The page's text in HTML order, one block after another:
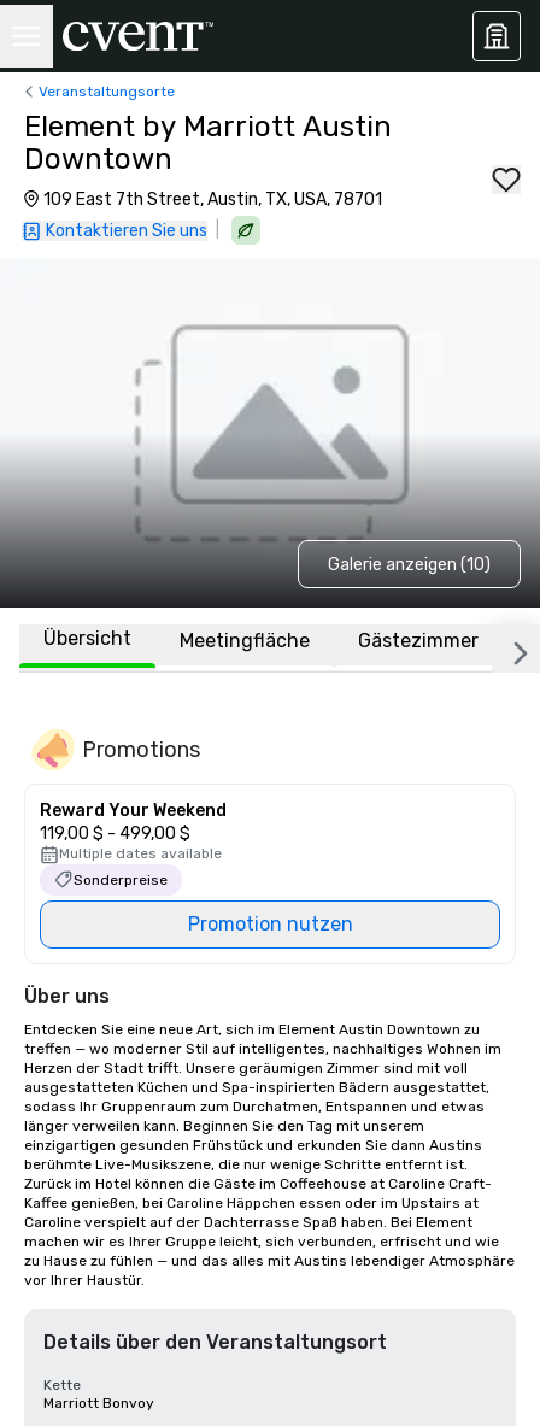
Veranstaltungsorte
Element by Marriott Austin
Downtown
109 East 7th Street, Austin, TX, USA, 78701
Kontaktieren Sie uns
Galerie anzeigen (10)
Übersicht Meetingfläche Gästezimmer
Promotions
Reward Your Weekend
119,00 $ - 499,00 $
Multiple dates available
Sonderpreise
Promotion nutzen
Über uns
Entdecken Sie eine neue Art, sich im Element Austin Downtown zu
treffen — wo moderner Stil auf intelligentes, nachhaltiges Wohnen im
Herzen der Stadt trifft. Unsere geräumigen Zimmer sind mit voll
ausgestatteten Küchen und Spa-inspirierten Bädern ausgestattet,
sodass Ihr Gruppenraum zum Durchatmen, Entspannen und etwas
länger verweilen kann. Beginnen Sie den Tag mit unserem
einzigartigen gesunden Frühstück und erkunden Sie dann Austins
berühmte Live-Musikszene, die nur wenige Schritte entfernt ist.
Zurück im Hotel können die Gäste im Coffeehouse at Caroline Craft-
Kaffee genießen, bei Caroline Häppchen essen oder im Upstairs at
Caroline verspielt auf der Dachterrasse Spaß haben. Bei Element
machen wir es Ihrer Gruppe leicht, sich verbunden, erfrischt und wie
zu Hause zu fühlen — und das alles mit Austins lebendiger Atmosphäre
vor Ihrer Haustür.
Details über den Veranstaltungsort
Kette
Marriott Bonvoy